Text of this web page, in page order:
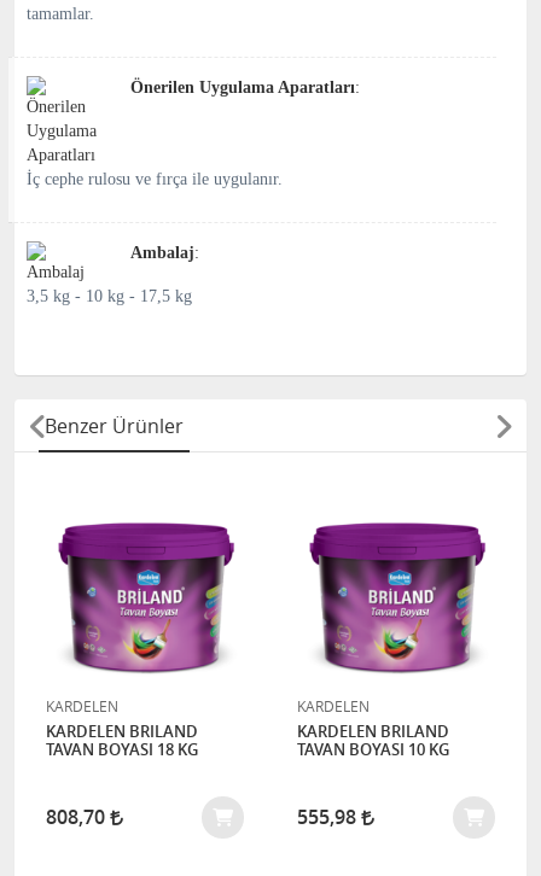
tamamlar.
Önerilen Uygulama Aparatları:
İç cephe rulosu ve fırça ile uygulanır.
Ambalaj:
3,5 kg - 10 kg - 17,5 kg
Benzer Ürünler
KARDELEN
KARDELEN BRILAND
TAVAN BOYASI 18 KG
808,70
KARDELEN
KARDELEN BRILAND
TAVAN BOYASI 10 KG
555,98